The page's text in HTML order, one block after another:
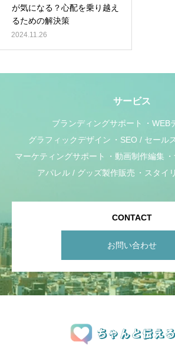
が気になる？心配を乗り越え
るための解決策
2024.11.26
サービス
ブランディングサポート
WEB
グラフィックデザイン
SEO / セール
マーケティングサポート
動画制作編集
アパレル / グッズ製作販売
スタイ
CONTACT
お問い合わせ